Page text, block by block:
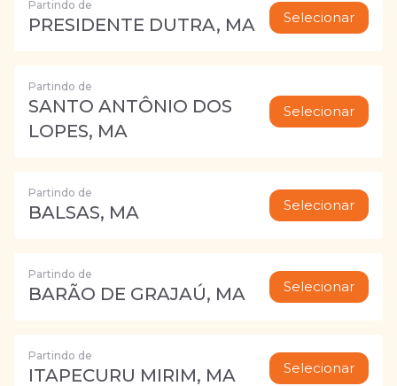
Partindo de
PRESIDENTE DUTRA, MA Selecionar
Partindo de
SANTO ANTÔNIO DOS
LOPES, MA
Selecionar
Partindo de
BALSAS, MA Selecionar
Partindo de
BARÃO DE GRAJAÚ, MA Selecionar
Partindo de
ITAPECURU MIRIM, MA Selecionar